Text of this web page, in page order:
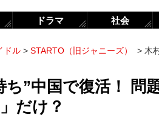
ドル > STARTO（旧ジャニーズ） > 木
”中国で復活！ 問
だけ？
ドラマ 社会